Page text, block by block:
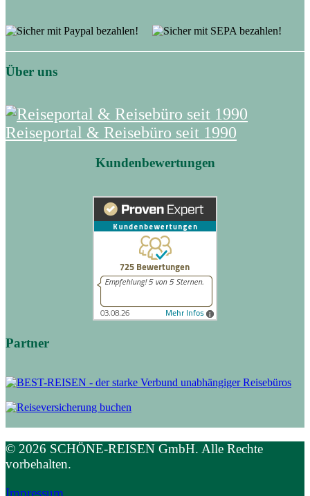
Über uns
Reiseportal & Reisebüro seit 1990
Kundenbewertungen
Partner
© 2026 SCHÖNE-REISEN GmbH. Alle Rechte
vorbehalten.
Impressum